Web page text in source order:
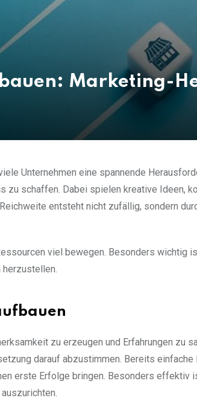
Marketing-
Unternehmen eine spannende
zu schaffen. Dabei spielen kreative Ideen,
entsteht nicht zufällig, sondern
viel bewegen. Besonders wichtig
zu erzeugen und Erfahrungen zu
darauf abzustimmen. Bereits einfache
erste Erfolge bringen. Besonders effektiv